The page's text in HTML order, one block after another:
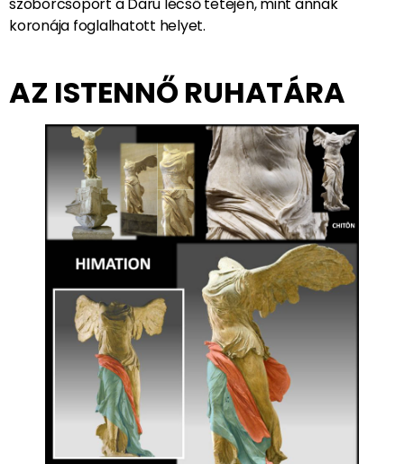
szoborcsoport a Daru lécső tetején, mint annak
koronája foglalhatott helyet.
AZ ISTENNŐ RUHATÁRA